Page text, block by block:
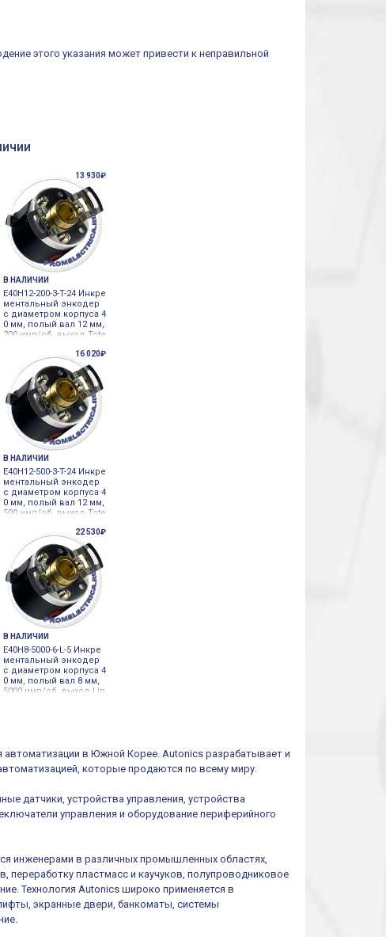
этого указания может привести к неправильной
13 930₽
В НАЛИЧИИ
E40H12-200-3-T-24 Инкре
ментальный энкодер
с диаметром корпуса 4
0 мм, полый вал 12 мм,
200 имп/об, выход Tote
16 020₽
В НАЛИЧИИ
E40H12-500-3-T-24 Инкре
ментальный энкодер
с диаметром корпуса 4
0 мм, полый вал 12 мм,
500 имп/об, выход Tote
22 530₽
В НАЛИЧИИ
E40H8-5000-6-L-5 Инкре
ментальный энкодер
с диаметром корпуса 4
0 мм, полый вал 8 мм,
5000 имп/об, выход Lin
в Южной Корее. Autonics разрабатывает и
которые продаются по всему миру.
датчики, устройства управления, устройства
управления и оборудование периферийного
инженерами в различных промышленных областях,
пластмасс и каучуков, полупроводниковое
Технология Autonics широко применяется в
экранные двери, банкоматы, системы